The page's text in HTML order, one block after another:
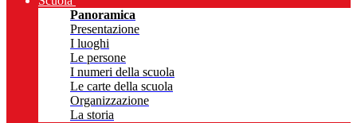
Panoramica
Presentazione
I luoghi
Le persone
I numeri della scuola
Le carte della scuola
Organizzazione
La storia